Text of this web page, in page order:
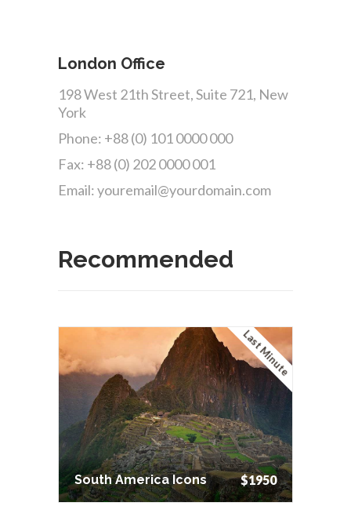
London Office
198 West 21th Street, Suite 721, New
York
Phone: +88 (0) 101 0000 000
Fax: +88 (0) 202 0000 001
Email: youremail@yourdomain.com
Recommended
Last Minute
South America Icons $1950
South America Icons $1950